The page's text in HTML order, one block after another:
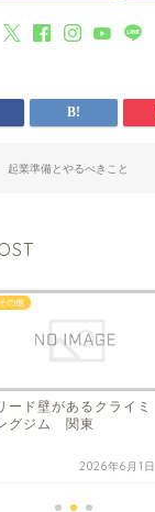
起業準備とやるべきこと
の他
ード壁があるクライミ
グジム 関東
2026年6月1日